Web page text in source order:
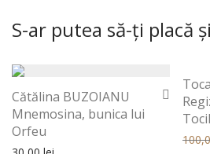
S-ar putea să-ți placă
Cătălina BUZOIANU
Mnemosina, bunica lui
Orfeu